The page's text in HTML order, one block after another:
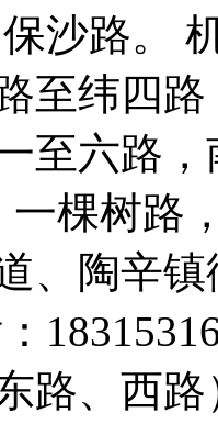
沙路。
至纬四
至六路
一棵树路
、陶辛
路、西